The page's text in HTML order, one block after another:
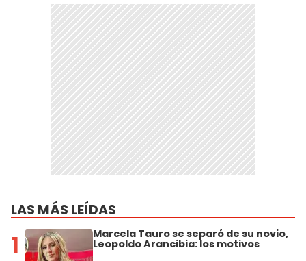
LAS MÁS LEÍDAS
1 Marcela Tauro se separó de su novio,
Leopoldo Arancibia: los motivos